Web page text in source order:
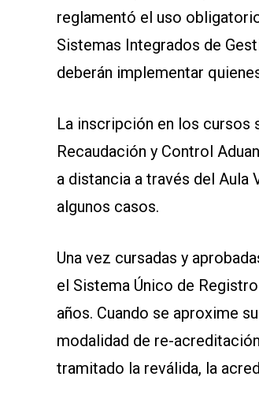
reglamentó el uso
Sistemas Integrados de
deberán implementar
La inscripción en los cursos
Recaudación y Control
a distancia a través del Aula
algunos casos.
Una vez cursadas y
el Sistema Único de
años. Cuando se aproxime
modalidad de re-
tramitado la reválida, la